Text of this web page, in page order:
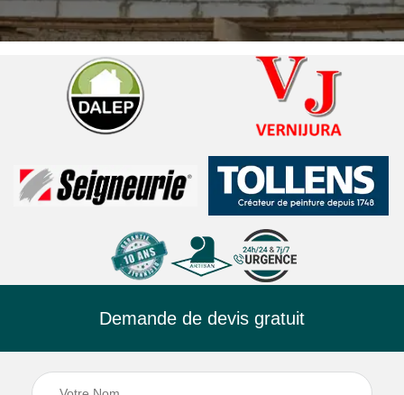
Demande de devis gratuit